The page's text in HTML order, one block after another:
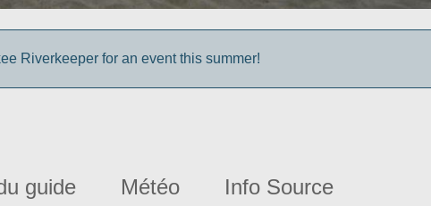
Riverkeeper for an event this summer!
guide Météo Info Source